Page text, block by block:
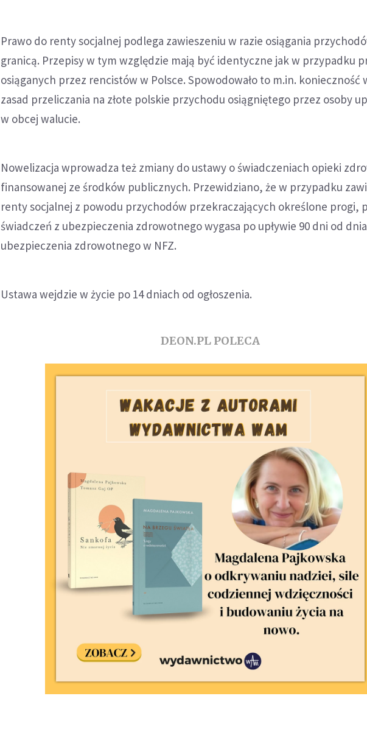
Prawo do renty socjalnej podlega zawieszeniu w razie osiągania
granicą. Przepisy w tym względzie mają być identyczne jak w przypadku
osiąganych przez rencistów w Polsce. Spowodowało to m.in. konieczność
zasad przeliczania na złote polskie przychodu osiągniętego przez osoby
w obcej walucie.
Nowelizacja wprowadza też zmiany do ustawy o świadczeniach opieki
finansowanej ze środków publicznych. Przewidziano, że w przypadku
renty socjalnej z powodu przychodów przekraczających określone progi,
świadczeń z ubezpieczenia zdrowotnego wygasa po upływie 90 dni od
ubezpieczenia zdrowotnego w NFZ.
Ustawa wejdzie w życie po 14 dniach od ogłoszenia.
DEON.PL POLECA